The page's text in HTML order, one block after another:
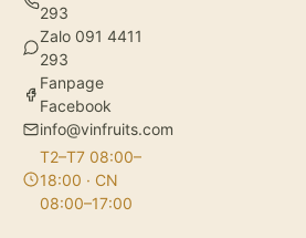
293
Zalo 091 4411
293
Fanpage
Facebook
info@vinfruits.com
T2–T7 08:00–
18:00 · CN
08:00–17:00